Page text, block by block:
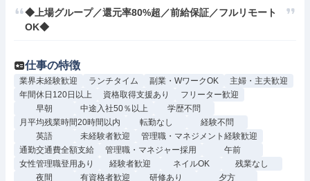
◆上場グループ／還元率80%超／前給保証／フルリモート
OK◆
仕事の特徴
業界未経験歓迎 ランチタイム 副業・WワークOK
主婦・主夫歓迎
年間休日120日以上
資格取得支援あり
フリーター歓迎
早朝
中途入社50％以上
学歴不問
月平均残業時間20時間以内
転勤なし
経験不問
英語
未経験者歓迎
管理職・マネジメント経験歓迎
通勤交通費全額支給
管理職・マネジャー採用
午前
女性管理職登用あり
経験者歓迎 ネイルOK
残業なし
夜間
有資格者歓迎 研修あり
夕方